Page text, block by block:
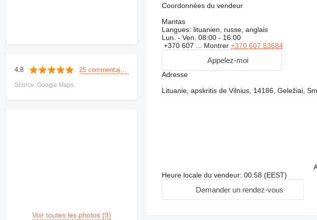
4.8
Source: Google Maps
Voir toutes les photos (9)
Coordonnées du vendeur
Mantas
Langues: lituanien, russe, anglais
Lun. - Ven. 08:00 - 16:00
+370 607 ... Montrer +370 607 83684
Appelez-moi
Adresse
Lituanie, apskritis de Vilnius, 14186, Geležiai,
Heure locale du vendeur: 00:58 (EEST)
Demander un rendez-vous